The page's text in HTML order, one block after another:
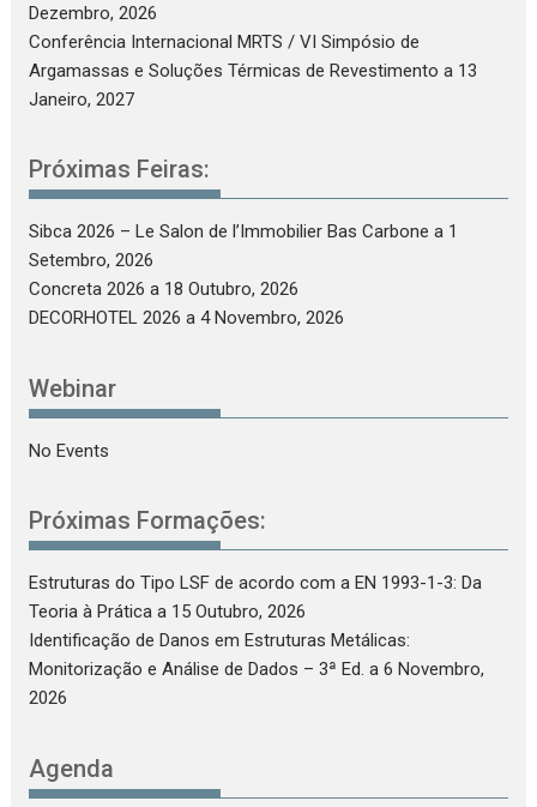
Dezembro, 2026
Conferência Internacional MRTS / VI Simpósio de
Argamassas e Soluções Térmicas de Revestimento a 13
Janeiro, 2027
Próximas Feiras:
Sibca 2026 – Le Salon de l’Immobilier Bas Carbone a 1
Setembro, 2026
Concreta 2026 a 18 Outubro, 2026
DECORHOTEL 2026 a 4 Novembro, 2026
Webinar
No Events
Próximas Formações:
Estruturas do Tipo LSF de acordo com a EN 1993-1-3: Da
Teoria à Prática a 15 Outubro, 2026
Identificação de Danos em Estruturas Metálicas:
Monitorização e Análise de Dados – 3ª Ed. a 6 Novembro,
2026
Agenda